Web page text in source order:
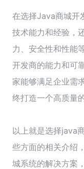
在选择Java商城开
技术能力和经验，
力、安全性和性能
开发商的能力和可
家能够满足企业需
终打造一个高质量
以上就是选择java
些方面的相关介绍
城系统的解决方案